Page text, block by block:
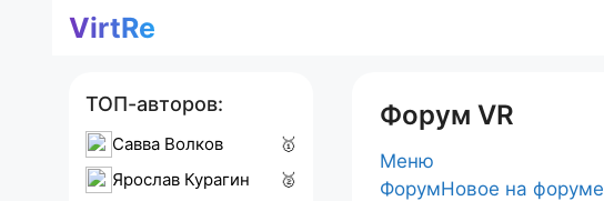
ПерейтиVirtRe
Форум VR
Меню
Навигация
ФорумНовое на форуме
ТОП-авторов:
Савва Волков
🥇
Ярослав Курагин
🥈